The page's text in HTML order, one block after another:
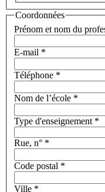
Coordonnées
Prénom et nom du
E-mail *
Téléphone *
Nom de l’école *
Type d'enseignement *
Rue, n° *
Code postal *
Ville *